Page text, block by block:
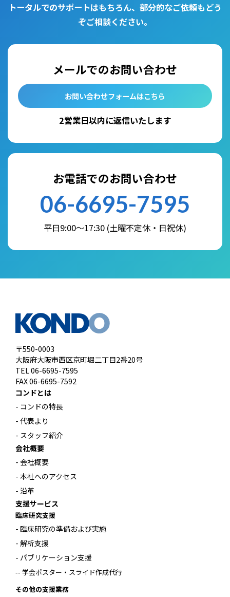
トータルでのサポートはもちろん、部分的なご依頼もどう
ぞご相談ください。
メールでのお問い合わせ
お問い合わせフォームはこちら
2営業日以内に返信いたします
お電話でのお問い合わせ
06-6695-7595
平日9:00～17:30 (土曜不定休・日祝休)
〒550-0003
大阪府大阪市西区京町堀二丁目2番20号
TEL 06-6695-7595
FAX 06-6695-7592
コンドとは
- コンドの特長
- 代表より
- スタッフ紹介
会社概要
- 会社概要
- 本社へのアクセス
- 沿革
支援サービス
臨床研究支援
- 臨床研究の準備および実施
- 解析支援
- パブリケーション支援
-- 学会ポスター・スライド作成代行
その他の支援業務